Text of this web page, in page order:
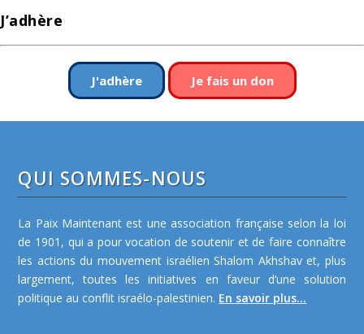
J’adhère
J'adhère Je fais un don
QUI SOMMES-NOUS
La Paix Maintenant est une association française selon la loi
de 1901, qui a pour vocation de soutenir et de faire connaître
les actions du mouvement israélien Shalom Akhshav et, plus
largement, toutes les initiatives en faveur d’une solution
politique au conflit israélo-palestinien. En savoir plus...